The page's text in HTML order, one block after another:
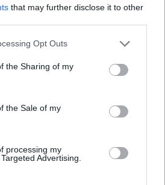
that may further disclose it to other
Opt Outs
the Sharing of my
the Sale of my
processing my
Advertising.
της RSA
μηχανισμούς προστασίας